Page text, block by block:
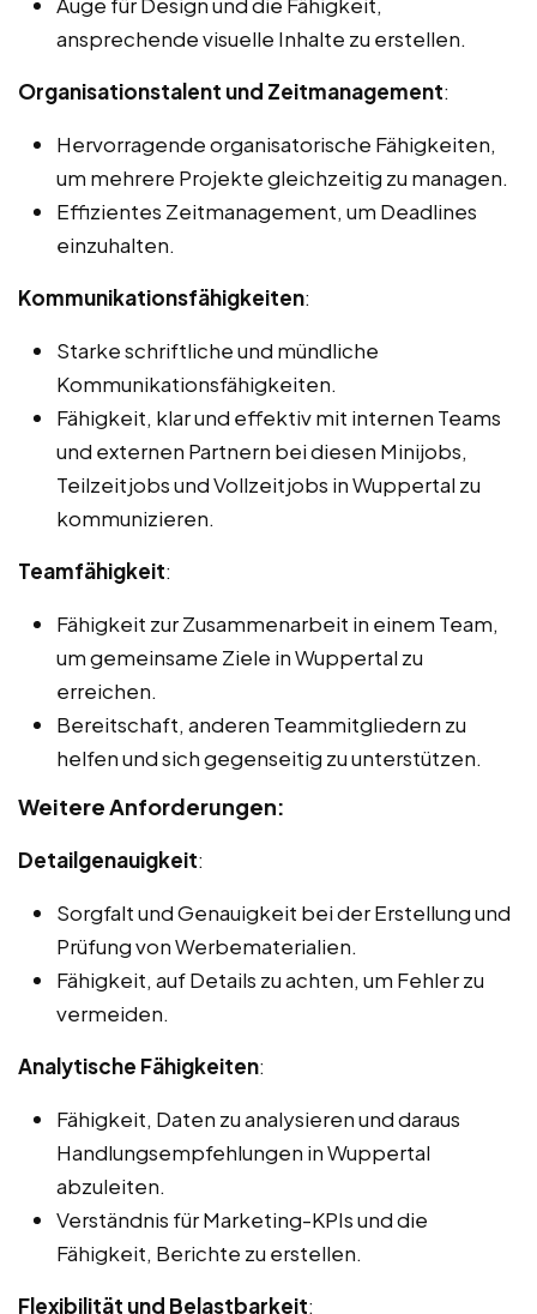
ansprechende visuelle Inhalte zu erstellen.
Organisationstalent und Zeitmanagement:
Hervorragende organisatorische Fähigkeiten,
um mehrere Projekte gleichzeitig zu managen.
Effizientes Zeitmanagement, um Deadlines
einzuhalten.
Kommunikationsfähigkeiten:
Starke schriftliche und mündliche
Kommunikationsfähigkeiten.
Fähigkeit, klar und effektiv mit internen Teams
und externen Partnern bei diesen Minijobs,
Teilzeitjobs und Vollzeitjobs in Wuppertal zu
kommunizieren.
Teamfähigkeit:
Fähigkeit zur Zusammenarbeit in einem Team,
um gemeinsame Ziele in Wuppertal zu
erreichen.
Bereitschaft, anderen Teammitgliedern zu
helfen und sich gegenseitig zu unterstützen.
Weitere Anforderungen:
Detailgenauigkeit:
Sorgfalt und Genauigkeit bei der Erstellung und
Prüfung von Werbematerialien.
Fähigkeit, auf Details zu achten, um Fehler zu
vermeiden.
Analytische Fähigkeiten:
Fähigkeit, Daten zu analysieren und daraus
Handlungsempfehlungen in Wuppertal
abzuleiten.
Verständnis für Marketing-KPIs und die
Fähigkeit, Berichte zu erstellen.
Flexibilität und Belastbarkeit: